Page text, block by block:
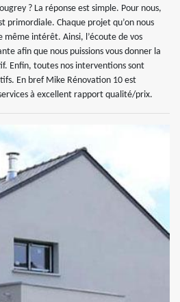
? La réponse est simple. Pour nous,
primordiale. Chaque projet qu’on nous
même intérêt. Ainsi, l’écoute de vos
afin que nous puissions vous donner la
Enfin, toutes nos interventions sont
En bref Mike Rénovation 10 est
à excellent rapport qualité/prix.